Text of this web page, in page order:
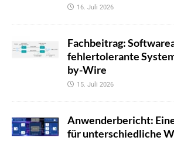
16. Juli 2026
Fachbeitrag:
fehlertolerante
by-Wire
15. Juli 2026
Anwenderbericht:
für unterschiedliche